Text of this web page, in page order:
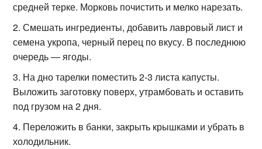
средней терке. Морковь почистить и мелко нарезать.
Смешать ингредиенты, добавить лавровый лист и
семена укропа, черный перец по вкусу. В последнюю
очередь — ягоды.
На дно тарелки поместить 2-3 листа капусты.
Выложить заготовку поверх, утрамбовать и оставить
под грузом на 2 дня.
Переложить в банки, закрыть крышками и убрать в
холодильник.